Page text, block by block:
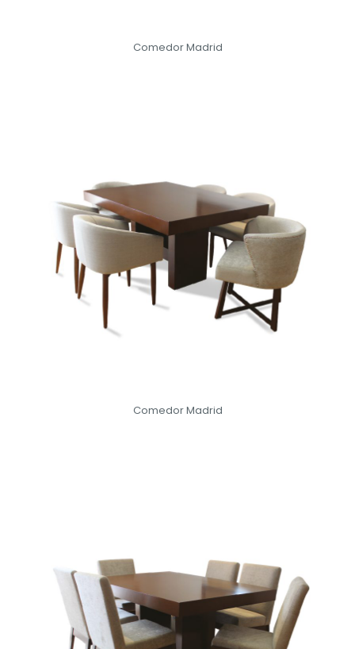
Comedor Madrid
Comedor Madrid